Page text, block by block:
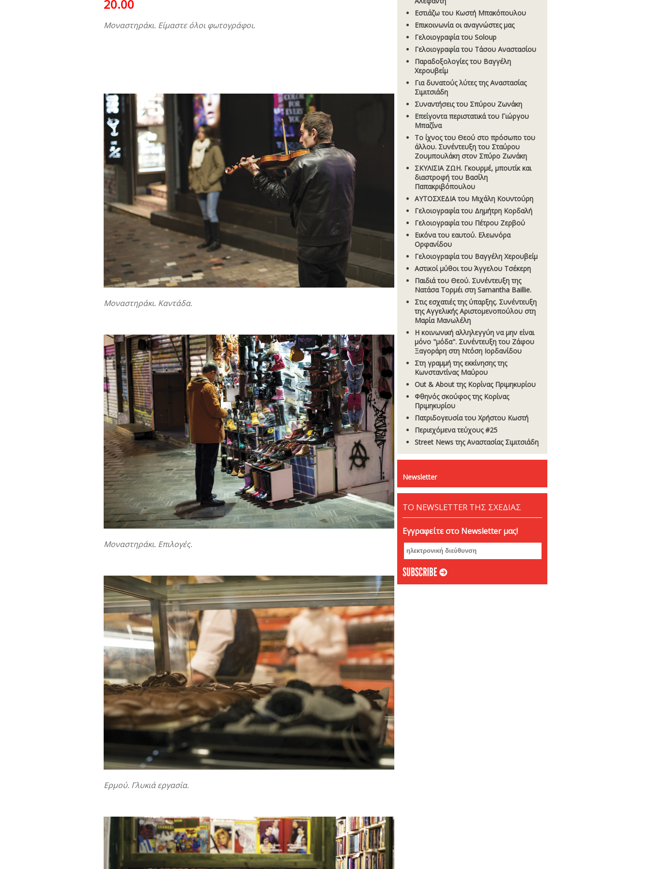
20.00
Μοναστηράκι. Είμαστε όλοι φωτογράφοι.
Μοναστηράκι. Καντάδα.
Μοναστηράκι. Επιλογές.
Ερμού. Γλυκιά εργασία.
Εστιάζω του Κωστή Μπακόπουλου
Επικοινωνία οι αναγνώστες μας
Γελοιογραφία του Soloup
Γελοιογραφία του Τάσου Αναστασίου
Παραδοξολογίες του Βαγγέλη
Χερουβείµ
Για δυνατούς λύτες της Αναστασίας
Σιµιτσιάδη
Συναντήσεις του Σπύρου Ζωνάκη
Επείγοντα περιστατικά του Γιώργου
Μπαζίνα
Το ίχνος του Θεού στο πρόσωπο του
άλλου. Συνέντευξη του Σταύρου
Ζουµπουλάκη στον Σπύρο Ζωνάκη
ΣΚΥΛIΣΙΑ ΖΩΗ. Γκουρµέ, µπουτίκ και
διαστροφή του Βασίλη
Παπακριβόπουλου
ΑΥΤΟΣΧΕΔΙΑ του Μιχάλη Κουντούρη
Γελοιογραφία του Δημήτρη Κορδαλή
Γελοιογραφία του Πέτρου Ζερβού
Εικόνα του εαυτού. Ελεωνόρα
Ορφανίδου
Γελοιογραφία του Βαγγέλη Χερουβείμ
Aστικοί µύθοι του Άγγελου Τσέκερη
Παιδιά του Θεού. Συνέντευξη της
Νατάσα Τορμέι στη Samantha Baillie.
Στις εσχατιές της ύπαρξης. Συνέντευξη
της Αγγελικής Αριστομενοπούλου στη
Μαρία Μανωλέλη
Η κοινωνική αλληλεγγύη να μην είναι
μόνο "μόδα". Συνέντευξη του Ζάφου
Ξαγοράρη στη Ντόση Ιορδανίδου
Στη γραμμή της εκκίνησης της
Κωνσταντίνας Μαύρου
Out & About της Κορίνας Πριμηκυρίου
Φθηνός σκούφος της Κορίνας
Πριμηκυρίου
Πατριδογευσία του Χρήστου Κωστή
Περιεχόμενα τεύχους #25
Street News της Αναστασίας Σιµιτσιάδη
Newsletter
ΤΟ NEWSLETTER ΤΗΣ ΣΧΕΔΙΑΣ
Εγγραφείτε στο Newsletter μας!